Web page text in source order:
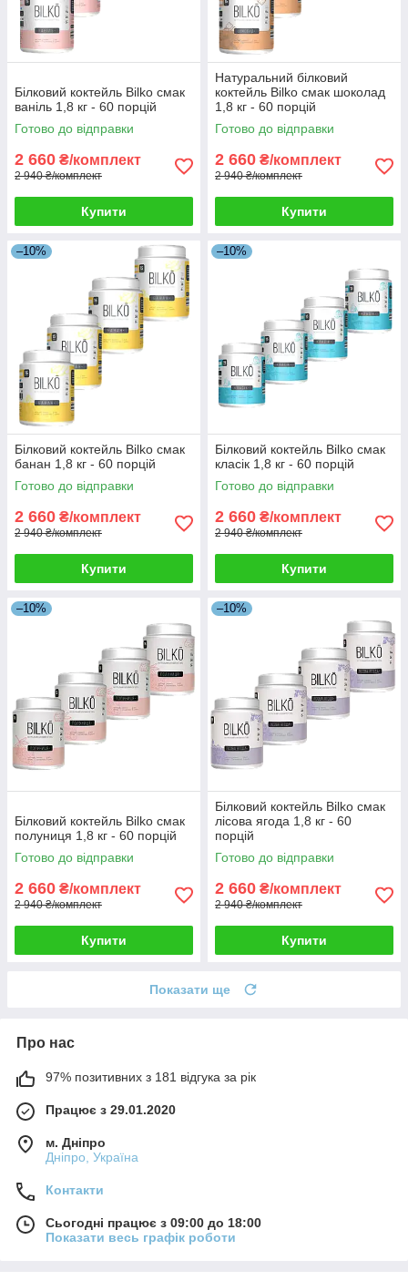
Білковий коктейль Bilko смак
ваніль 1,8 кг - 60 порцій
Готово до відправки
2 660 ₴/комплект
2 940 ₴/комплект
Купити
Натуральний білковий
коктейль Bilko смак шоколад
1,8 кг - 60 порцій
Готово до відправки
2 660 ₴/комплект
2 940 ₴/комплект
Купити
–10%
Білковий коктейль Bilko смак
банан 1,8 кг - 60 порцій
Готово до відправки
2 660 ₴/комплект
2 940 ₴/комплект
Купити
–10%
Білковий коктейль Bilko смак
класік 1,8 кг - 60 порцій
Готово до відправки
2 660 ₴/комплект
2 940 ₴/комплект
Купити
–10%
Білковий коктейль Bilko смак
полуниця 1,8 кг - 60 порцій
Готово до відправки
2 660 ₴/комплект
2 940 ₴/комплект
Купити
–10%
Білковий коктейль Bilko смак
лісова ягода 1,8 кг - 60
порцій
Готово до відправки
2 660 ₴/комплект
2 940 ₴/комплект
Купити
Показати ще
Про нас
97% позитивних з 181 відгука за рік
Працює з 29.01.2020
м. Дніпро
Дніпро, Україна
Контакти
Сьогодні працює з 09:00 до 18:00
Показати весь графік роботи